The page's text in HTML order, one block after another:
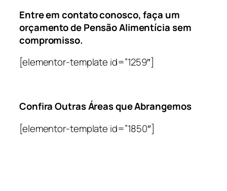
Entre em contato conosco, faça um
orçamento de Pensão Alimentícia sem
compromisso.
[elementor-template id=”1259″]
Confira Outras Áreas que Abrangemos
[elementor-template id=”1850″]